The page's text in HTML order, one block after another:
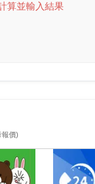
算並輸入結果
報價)